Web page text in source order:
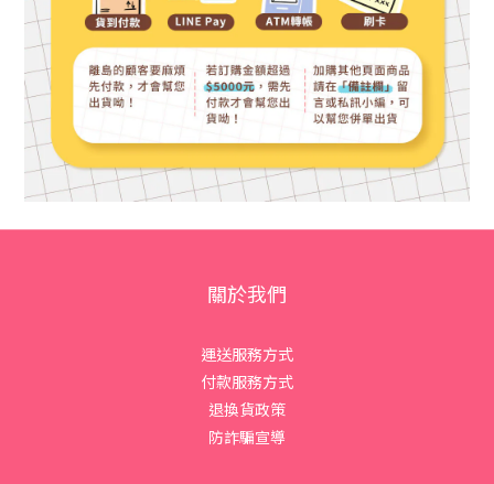
關於我們
運送服務方式
付款服務方式
退換貨政策
防詐騙宣導